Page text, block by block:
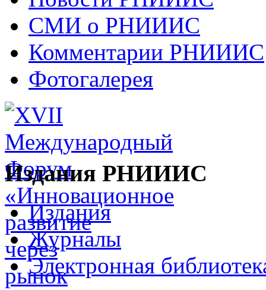
СМИ о РНИИИС
Комментарии РНИИИС
Фотогалерея
Издания РНИИИС
Издания
Журналы
Электронная